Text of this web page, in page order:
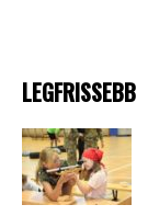
LEGFRISSEBB